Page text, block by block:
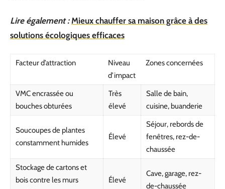
Lire également : Mieux chauffer sa maison grâce à des
solutions écologiques efficaces
Facteur d’attraction
Niveau
d’impact
Zones concernées
VMC encrassée ou
bouches obturées
Très
élevé
Salle de bain,
cuisine, buanderie
Soucoupes de plantes
constamment humides
Élevé
Séjour, rebords de
fenêtres, rez-de-
chaussée
Stockage de cartons et
bois contre les murs
Élevé
Cave, garage, rez-
de-chaussée